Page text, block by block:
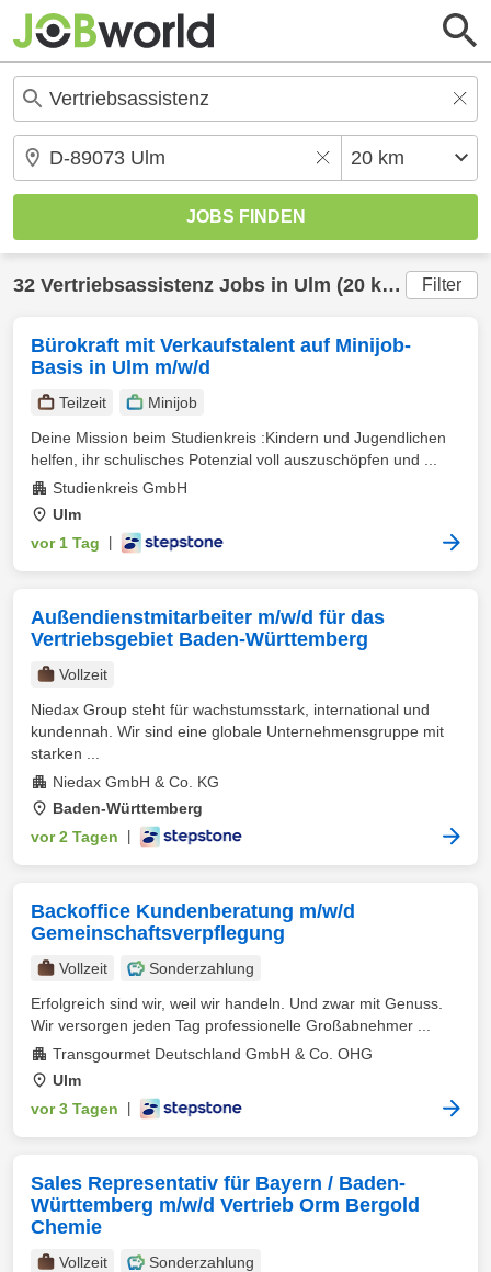
32 Vertriebsassistenz Jobs in Ulm (20 km) gefunden Filter
Bürokraft mit Verkaufstalent auf Minijob-
Basis in Ulm m/w/d
Teilzeit
Minijob
Deine Mission beim Studienkreis :Kindern und Jugendlichen
helfen, ihr schulisches Potenzial voll auszuschöpfen und ...
Studienkreis GmbH
Ulm
vor 1 Tag
Außendienstmitarbeiter m/w/d für das
Vertriebsgebiet Baden-Württemberg
Vollzeit
Niedax Group steht für wachstumsstark, international und
kundennah. Wir sind eine globale Unternehmensgruppe mit
starken ...
Niedax GmbH & Co. KG
Baden-Württemberg
vor 2 Tagen
Backoffice Kundenberatung m/w/d
Gemeinschaftsverpflegung
Vollzeit
Sonderzahlung
Erfolgreich sind wir, weil wir handeln. Und zwar mit Genuss.
Wir versorgen jeden Tag professionelle Großabnehmer ...
Transgourmet Deutschland GmbH & Co. OHG
Ulm
vor 3 Tagen
Sales Representativ für Bayern / Baden-
Württemberg m/w/d Vertrieb Orm Bergold
Chemie
Vollzeit
Sonderzahlung